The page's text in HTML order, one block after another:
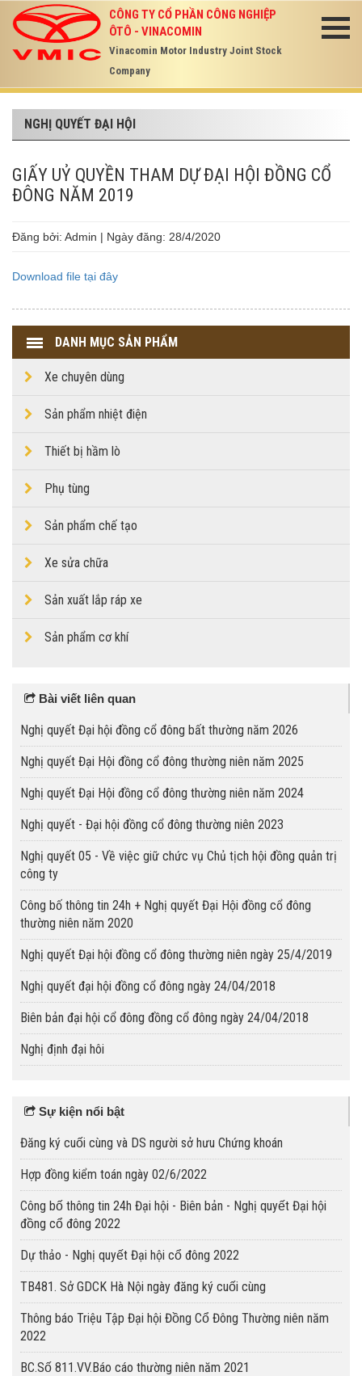
CÔNG TY CỔ PHẦN CÔNG NGHIỆP
ÔTÔ - VINACOMIN
Vinacomin Motor Industry Joint Stock
Company
NGHỊ QUYẾT ĐẠI HỘI
GIẤY UỶ QUYỀN THAM DỰ ĐẠI HỘI ĐỒNG CỔ
ĐÔNG NĂM 2019
Đăng bởi: Admin | Ngày đăng: 28/4/2020
Download file tại đây
DANH MỤC SẢN PHẨM
Xe chuyên dùng
Sản phẩm nhiệt điện
Thiết bị hầm lò
Phụ tùng
Sản phẩm chế tạo
Xe sửa chữa
Sản xuất lắp ráp xe
Sản phẩm cơ khí
Bài viết liên quan
Nghị quyết Đại hội đồng cổ đông bất thường năm 2026
Nghị quyết Đại Hội đồng cổ đông thường niên năm 2025
Nghị quyết Đại Hội đồng cổ đông thường niên năm 2024
Nghị quyết - Đại hội đồng cổ đông thường niên 2023
Nghị quyết 05 - Về việc giữ chức vụ Chủ tịch hội đồng quản trị
công ty
Công bố thông tin 24h + Nghị quyết Đại Hội đồng cổ đông
thường niên năm 2020
Nghị quyết Đại hội đồng cổ đông thường niên ngày 25/4/2019
Nghị quyết đại hội đồng cổ đông ngày 24/04/2018
Biên bản đại hội cổ đông đồng cổ đông ngày 24/04/2018
Nghị định đại hôi
Sự kiện nổi bật
Đăng ký cuối cùng và DS người sở hưu Chứng khoán
Hợp đồng kiểm toán ngày 02/6/2022
Công bố thông tin 24h Đại hội - Biên bản - Nghị quyết Đại hội
đồng cổ đông 2022
Dự thảo - Nghị quyết Đại hội cổ đông 2022
TB481. Sở GDCK Hà Nội ngày đăng ký cuối cùng
Thông báo Triệu Tập Đại hội Đồng Cổ Đông Thường niên năm
2022
BC.Số 811.VV.Báo cáo thường niên năm 2021